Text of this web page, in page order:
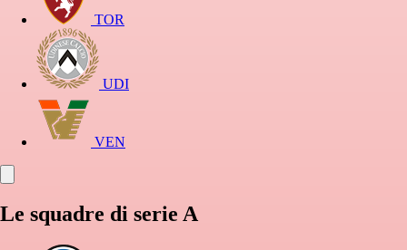
TOR
UDI
VEN
Le squadre di serie A